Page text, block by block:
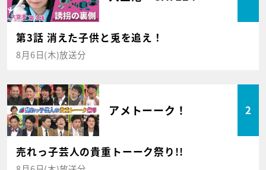
第3話 消えた子供と兎を追え！
8月6日(木)放送分
アメトーーク！ 2
売れっ子芸人の貴重トーーク祭り!!